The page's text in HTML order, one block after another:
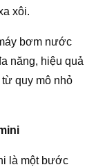
xôi.
bơm nước
năng, hiệu quả
quy mô nhỏ
là một bước